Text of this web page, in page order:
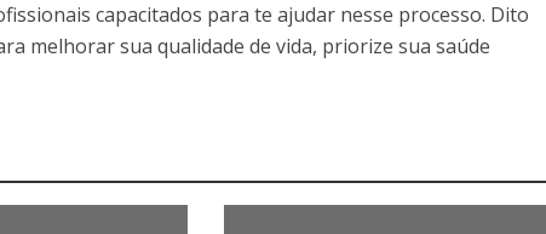
capacitados para te ajudar nesse processo. Dito
melhorar sua qualidade de vida, priorize sua saúde